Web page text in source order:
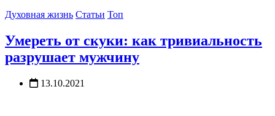
Духовная жизнь Статьи Топ
Умереть от скуки: как тривиальность
разрушает мужчину
13.10.2021